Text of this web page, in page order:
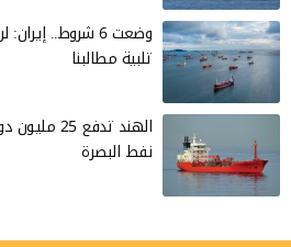
وضعت 6 شروط..
تلبية مطالبنا
الهند
نفط البصرة